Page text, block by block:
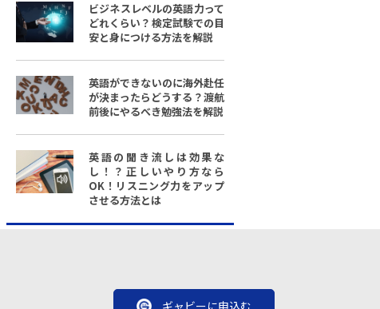
ビジネスレベルの英語力って
どれくらい？検定試験での目
安と身につける方法を解説
英語ができないのに海外赴任
が決まったらどうする？渡航
前後にやるべき勉強法を解説
英語の聞き流しは効果な
し！？正しいやり方なら
OK！リスニング力をアップ
させる方法とは